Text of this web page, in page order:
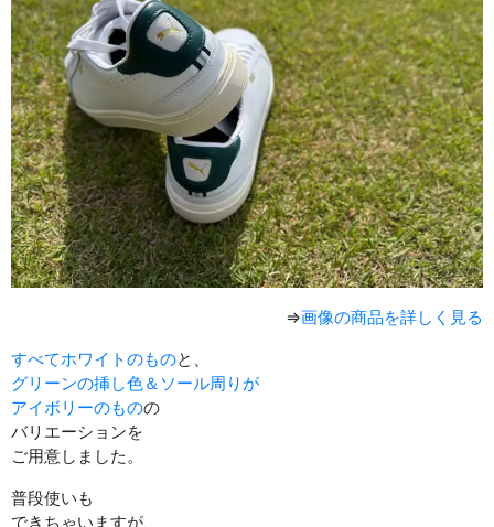
⇒画像の商品を詳しく見る
すべてホワイトのものと、
グリーンの挿し色＆ソール周りが
アイボリーのものの
バリエーションを
ご用意しました。
普段使いも
できちゃいますが、